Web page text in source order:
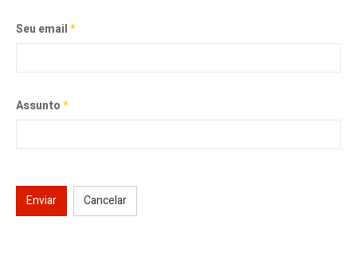
Seu email*
Assunto*
Enviar Cancelar